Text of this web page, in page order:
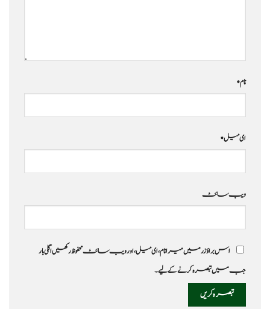
نام*
ای میل*
ویب‌ سائٹ
اس براؤزر میں میرا نام، ای میل، اور ویب سائٹ محفوظ رکھیں اگلی بار
جب میں تبصرہ کرنے کےلیے۔